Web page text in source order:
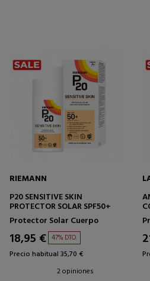
RIEMANN
P20 SENSITIVE SKIN
PROTECTOR SOLAR SPF50+
Protector Solar Cuerpo
18,95 € 47% DTO.
Precio habitual 35,70 €
2 opiniones